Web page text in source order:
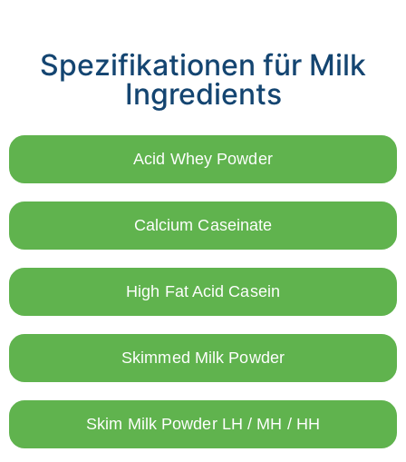
Spezifikationen für Milk
Ingredients
Acid Whey Powder
Calcium Caseinate
High Fat Acid Casein
Skimmed Milk Powder
Skim Milk Powder LH / MH / HH